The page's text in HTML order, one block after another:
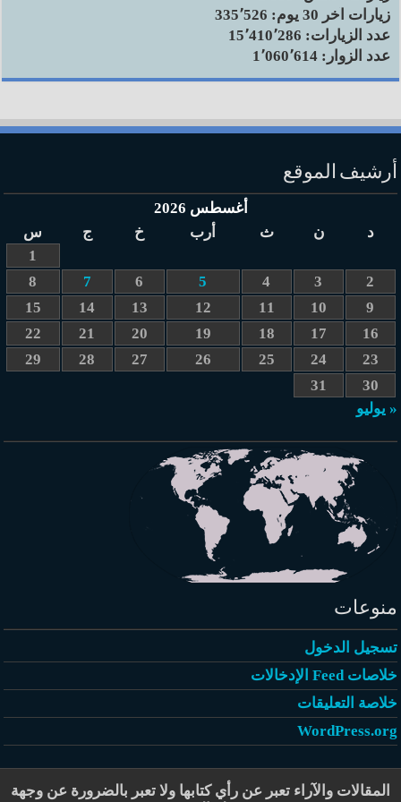
زيارات آخر 30 يوم:
335٬526
عدد الزيارات: 15٬410٬286
عدد الزوار:1٬060٬614
أرشيف الموقع
أغسطس 2026
د
ن ث أرب خ ج
س
1
2
3
4
5
6
7
8
9
10
11
12
13
14
15
16
17
18
19
20
21
22
23
24
25
26
27
28
29
30
31
« يوليو
منوعات
تسجيل الدخول
خلاصات Feed الإدخالات
خلاصة التعليقات
WordPress.org
المقالات والآراء تعبر عن رأي كتابها ولا تعبر بالضرورة عن وجهة